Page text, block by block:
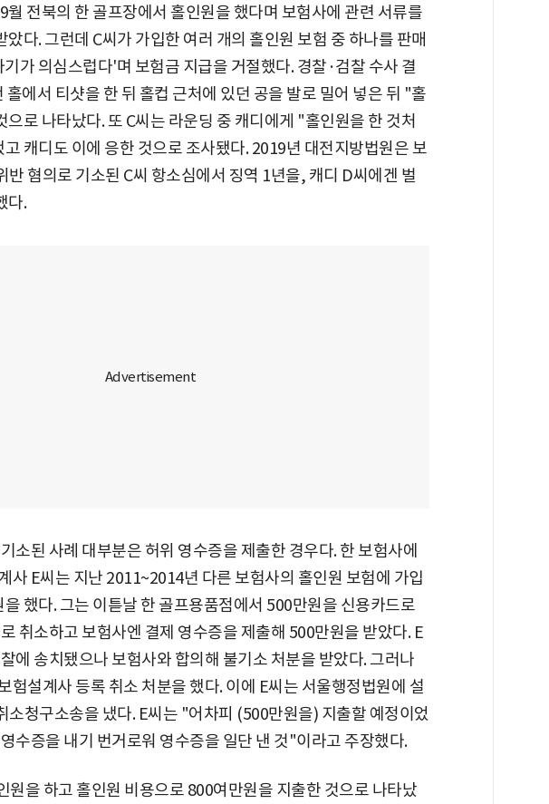
월 전북의 한 골프장에서 홀인원을 했다며 보험사에 관련 서류를
다. 그런데 C씨가 가입한 여러 개의 홀인원 보험 중 하나를 판매
가 의심스럽다'며 보험금 지급을 거절했다. 경찰·검찰 수사 결
홀에서 티샷을 한 뒤 홀컵 근처에 있던 공을 발로 밀어 넣은 뒤 "홀
로 나타났다. 또 C씨는 라운딩 중 캐디에게 "홀인원을 한 것처
캐디도 이에 응한 것으로 조사됐다. 2019년 대전지방법원은 보
반 혐의로 기소된 C씨 항소심에서 징역 1년을, 캐디 D씨에겐 벌
다.
소된 사례 대부분은 허위 영수증을 제출한 경우다. 한 보험사에
사 E씨는 지난 2011~2014년 다른 보험사의 홀인원 보험에 가입
했다. 그는 이튿날 한 골프용품점에서 500만원을 신용카드로
취소하고 보험사엔 결제 영수증을 제출해 500만원을 받았다. E
에 송치됐으나 보험사와 합의해 불기소 처분을 받았다. 그러나
험설계사 등록 취소 처분을 했다. 이에 E씨는 서울행정법원에 설
소청구소송을 냈다. E씨는 "어차피 (500만원을) 지출할 예정이었
수증을 내기 번거로워 영수증을 일단 낸 것"이라고 주장했다.
원을 하고 홀인원 비용으로 800여만원을 지출한 것으로 나타났